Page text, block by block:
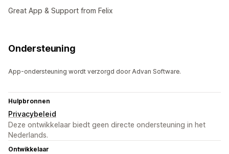
Great App & Support from Felix
Ondersteuning
App-ondersteuning wordt verzorgd door Advan Software.
Hulpbronnen
Privacybeleid
Deze ontwikkelaar biedt geen directe ondersteuning in het
Nederlands.
Ontwikkelaar